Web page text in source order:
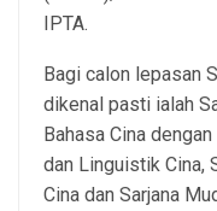
IPTA.
Bagi calon lepasan
dikenal pasti ialah
Bahasa Cina
dan Linguistik Cina,
Cina dan Sarjana